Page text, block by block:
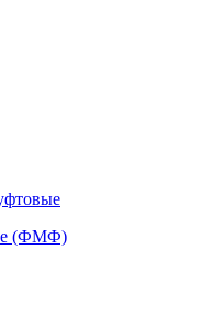
(ФМФ)